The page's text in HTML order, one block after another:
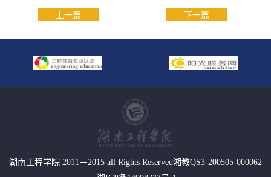
上一篇 下一篇
湖南工程学院 2011－2015 all Rights Reserved湘教QS3-200505-000062